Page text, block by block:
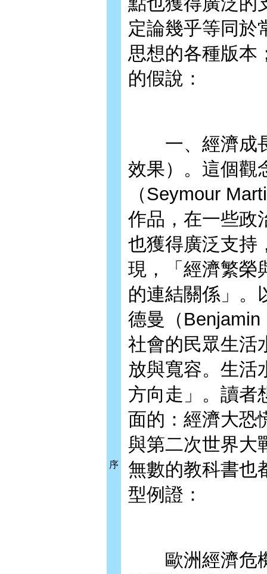
序
定論幾乎等同於
思想的各種版本
的假說：
一、經濟成長
效果）。這個觀
（Seymour
作品，在一些政
也獲得廣泛支持
現，「經濟繁榮
的連結關係」。
德曼（
社會的民眾生活
放與寬容。生活
方向走」。讀者
面的：經濟大恐
與第二次世界大
無數的教科書也
型例證：
歐洲經濟危機